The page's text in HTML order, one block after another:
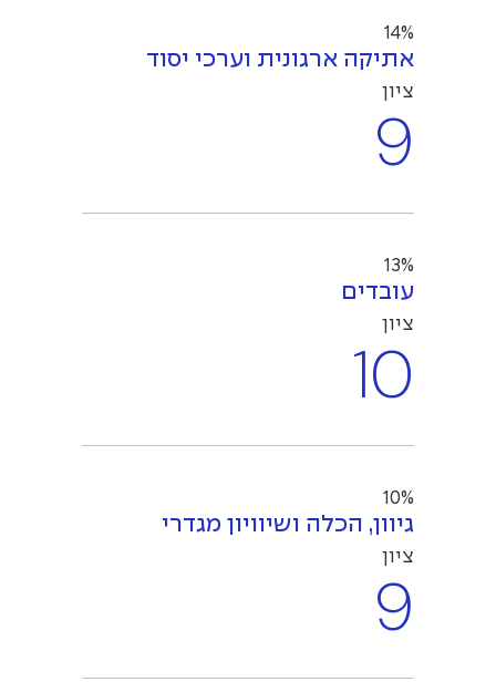
14%
אתיקה ארגונית וערכי יסוד
ציון
9
13%
עובדים
ציון
10
10%
גיוון, הכלה ושיוויון מגדרי
ציון
9